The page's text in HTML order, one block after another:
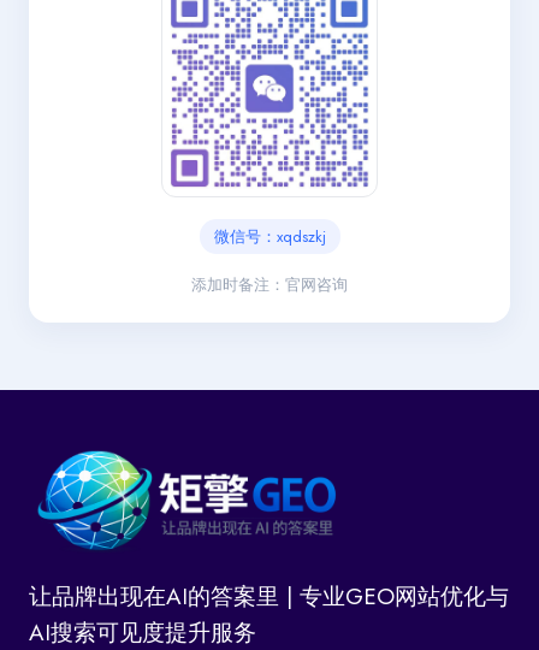
微信号：xqdszkj
添加时备注：官网咨询
让品牌出现在AI的答案里 | 专业GEO网站优化与
AI搜索可见度提升服务